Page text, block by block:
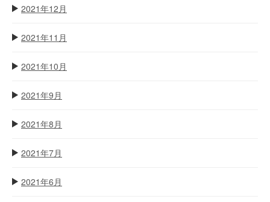
2021年12月
2021年11月
2021年10月
2021年9月
2021年8月
2021年7月
2021年6月